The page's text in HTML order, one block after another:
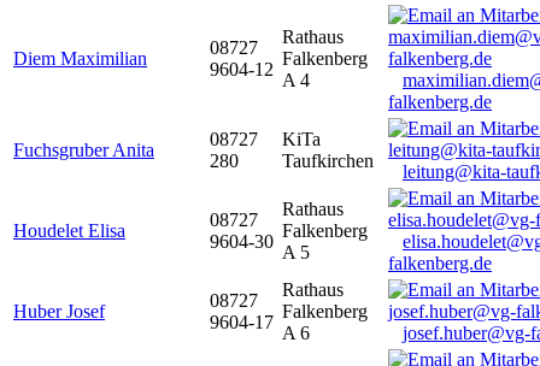
Diem Maximilian
08727
9604-12
Rathaus
Falkenberg
A 4
falkenberg.de
Fuchsgruber Anita
08727
280
KiTa
Taufkirchen
leitung@kita-
Houdelet Elisa
08727
9604-30
Rathaus
Falkenberg
A 5
falkenberg.de
Huber Josef
08727
9604-17
Rathaus
Falkenberg
A 6
josef.huber@vg-